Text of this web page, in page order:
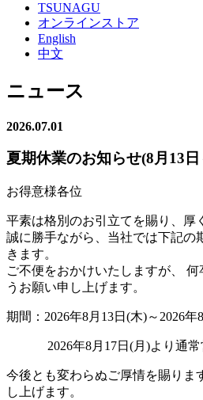
TSUNAGU
オンラインストア
English
中文
ニュース
2026.07.01
夏期休業のお知らせ(8月13
お得意様各位
平素は格別のお引立てを賜り、厚
誠に勝手ながら、当社では下記の
きます。
ご不便をおかけいたしますが、
うお願い申し上げます。
期間：2026年8月13日(木)～2026年
2026年8月17日(月)より通常
今後とも変わらぬご厚情を賜りま
し上げます。